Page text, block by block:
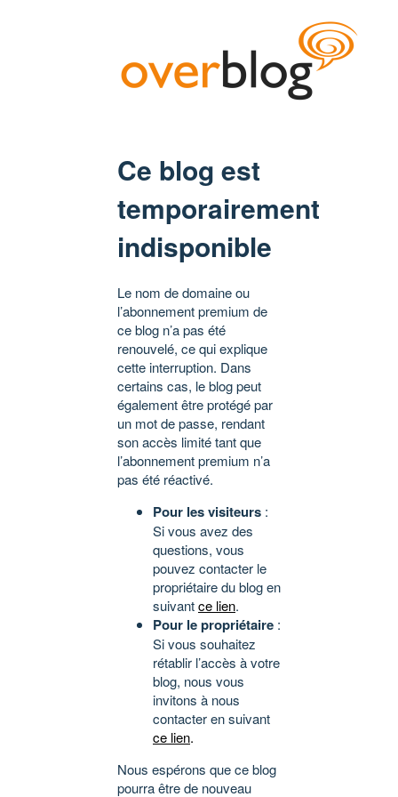
Ce blog est
temporairement
indisponible
Le nom de domaine ou
l’abonnement premium de
ce blog n’a pas été
renouvelé, ce qui explique
cette interruption. Dans
certains cas, le blog peut
également être protégé par
un mot de passe, rendant
son accès limité tant que
l’abonnement premium n’a
pas été réactivé.
Pour les visiteurs :
Si vous avez des
questions, vous
pouvez contacter le
propriétaire du blog en
suivantce lien.
Pour le propriétaire :
Si vous souhaitez
rétablir l’accès à votre
blog, nous vous
invitons à nous
contacter en suivant
ce lien.
Nous espérons que ce blog
pourra être de nouveau